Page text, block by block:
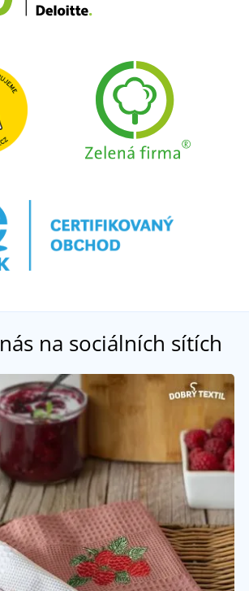
na sociálních sítích